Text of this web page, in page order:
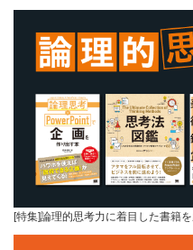
[特集]論理的思考力に着目した書籍